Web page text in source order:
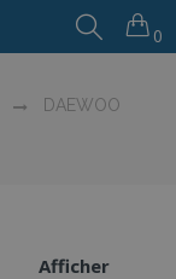
0
DAEWOO
Afficher